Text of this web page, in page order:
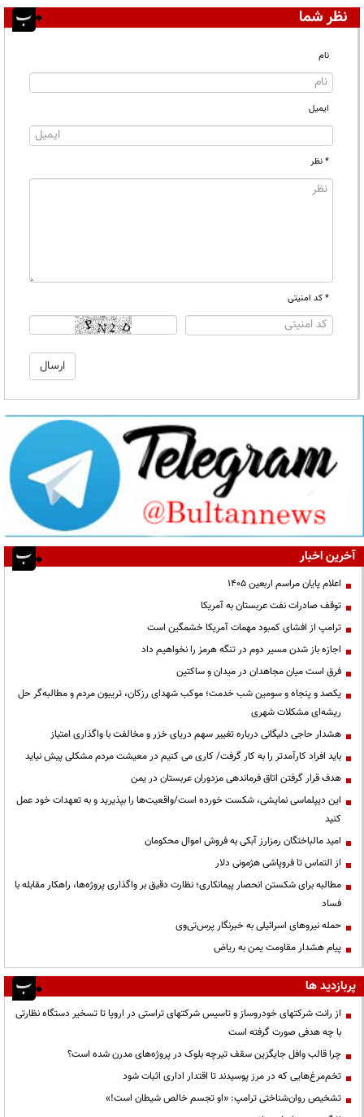
نظر شما
نام
ایمیل
* نظر
* کد امنیتی
آخرین اخبار
اعلام پایان مراسم اربعین ۱۴۰۵
توقف صادرات نفت عربستان به آمریکا
ترامپ از افشای کمبود مهمات آمریکا خشمگین است
اجازه باز شدن مسیر دوم در تنگه هرمز را نخواهیم داد
فرق است میان مجاهدان در میدان و ساکتین
یکصد و پنجاه و سومین شب خدمت؛ موکب شهدای رزکان، تریبون مردم و مطالبه‌گر حل
ریشه‌ای مشکلات شهری
هشدار حاجی دلیگانی درباره تغییر سهم دریای خزر و مخالفت با واگذاری امتیاز
باید افراد کارآمدتر را به کار گرفت/ کاری می کنیم در معیشت مردم مشکلی پیش نیاید
هدف قرار گرفتن اتاق‌ فرماندهی مزدوران عربستان در یمن
این دیپلماسی نمایشی، شکست خورده است/واقعیت‌ها را بپذیرید و به تعهدات خود عمل
کنید
امید مالباختگان رمزارز آبکی به فروش اموال محکومان
از التماس تا فروپاشی هژمونی دلار
مطالبه برای شکستن انحصار پیمانکاری؛ نظارت دقیق بر واگذاری پروژه‌ها، راهکار مقابله با
فساد
حمله نیروهای اسرائیلی به خبرنگار پرس‌تی‌وی
پیام هشدار مقاومت یمن به ریاض
پربازدید ها
از رانت‌ شرکتهای خودروساز و تاسیس شرکتهای تراستی در اروپا تا تسخیر دستگاه نظارتی
با چه هدفی صورت گرفته است
چرا قالب وافل جایگزین سقف تیرچه بلوک در پروژه‌های مدرن شده است؟
تخم‌مرغ‌هایی که در مرز پوسیدند تا اقتدار اداری اثبات شود
تشخیص روان‌شناختی ترامپ: «او تجسم خالص شیطان است!»